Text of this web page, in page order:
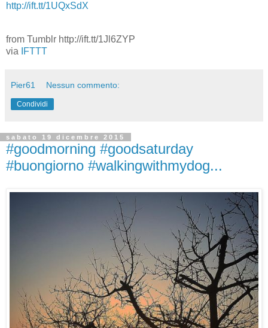
http://ift.tt/1UQxSdX
from Tumblr http://ift.tt/1Jl6ZYP
via
IFTTT
Pier61 Nessun commento:
Condividi
sabato 19 dicembre 2015
#goodmorning #goodsaturday
#buongiorno #walkingwithmydog...